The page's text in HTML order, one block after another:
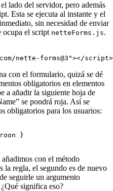
lado del servidor, pero además
Esta se ejecuta al instante y el
sin necesidad de enviar
ocupa el script netteForms.js.
con el formulario, quizá se dé
obligatorios en elementos
a añadir la siguiente hoja de
se pondrá roja. Así se
obligatorios para los usuarios:
}
con el método
la regla, el segundo es de nuevo
seguirle un argumento
significa eso?